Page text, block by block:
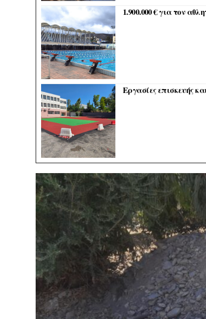
1.900.000 € για τον
Εργασίες επισκευής